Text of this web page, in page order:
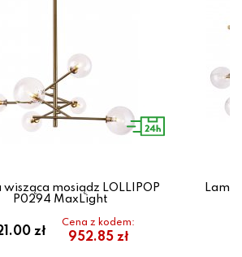
wisząca mosiądz LOLLIPOP
P0294 MaxLight
zł
Cena z kodem:
952.85 zł